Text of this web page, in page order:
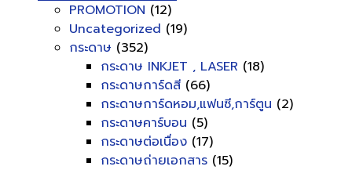
PROMOTION (12)
Uncategorized (19)
กระดาษ (352)
กระดาษ INKJET , LASER (18)
กระดาษการ์ดสี (66)
กระดาษการ์ดหอม,แฟนซี,การ์ตูน (2)
กระดาษคาร์บอน (5)
กระดาษต่อเนื่อง (17)
กระดาษถ่ายเอกสาร (15)